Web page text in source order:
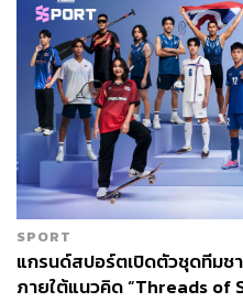
อ้างอิง:
https://
9/oil-poses-more-
energy-
สามารถติดตาม THE
ผ่านแอปพลิเคชันต่างๆ ที่คุณส
SPORT
แกรนด์สปอร์ตเปิดตัวชุดทีมช
ภายใต้แนวคิด “Threads of